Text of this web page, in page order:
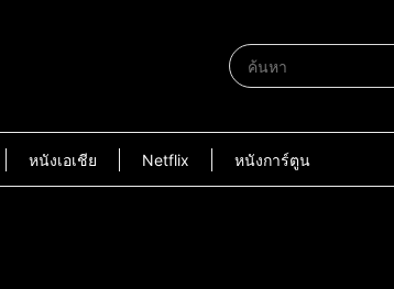
หนังเอเชีย Netflix หนังการ์ตูน